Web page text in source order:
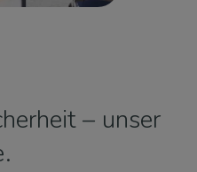
– unser